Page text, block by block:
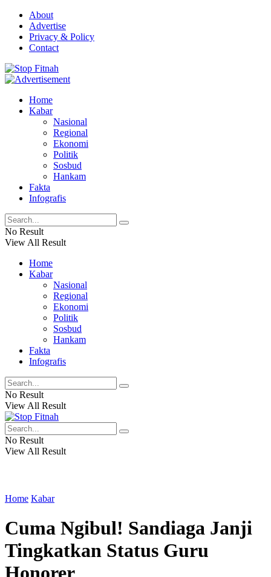
About
Advertise
Privacy & Policy
Contact
Home
Kabar
Nasional
Regional
Ekonomi
Politik
Sosbud
Hankam
Fakta
Infografis
No Result
View All Result
Home
Kabar
Nasional
Regional
Ekonomi
Politik
Sosbud
Hankam
Fakta
Infografis
No Result
View All Result
No Result
View All Result
Home Kabar
Cuma Ngibul! Sandiaga Janji
Tingkatkan Status Guru